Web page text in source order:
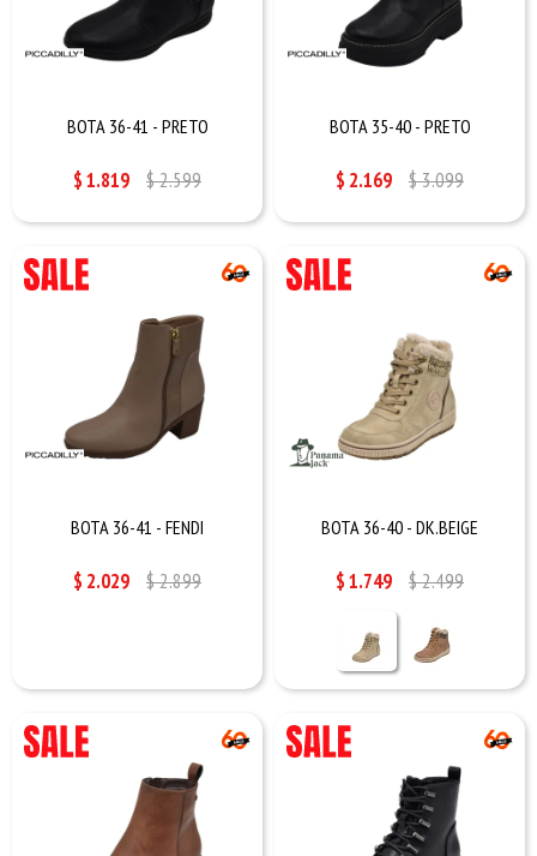
BOTA 36-41 - PRETO
$1.819 $2.599
BOTA 35-40 - PRETO
$ 2.169 $3.099
BOTA 36-41 - FENDI
$ 2.029 $2.899
BOTA 36-40 - DK.BEIGE
$1.749 $2.499